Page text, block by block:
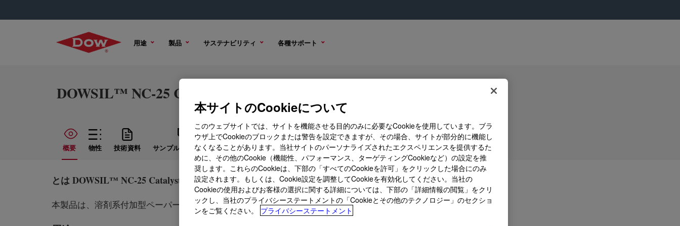
用途 製品 サステナビリティ 各種サポート
DOWSIL™ NC-25 Catalyst
概要 物性 技術資料 サンプル オプション 購入オプション
とはDOWSIL™ NC-25 Catalyst
本製品は、溶剤系付加型ペーパーコーティング剤や付加型シリコーン粘着剤用白金触媒です。
本サイトのCookieについて
このウェブサイトでは、サイトを機能させる目的のみに必要なCookieを使用しています。ブラ
ウザ上でCookieのブロックまたは警告を設定できますが、その場合、サイトが部分的に機能し
なくなることがあります。当社サイトのパーソナライズされたエクスペリエンスを提供するた
めに、その他のCookie（機能性、パフォーマンス、ターゲティングCookieなど）の設定を推
奨します。これらのCookieは、下部の「すべてのCookieを許可」をクリックした場合にのみ
設定されます。もしくは、Cookie設定を調整してCookieを有効化してください。当社の
Cookieの使用およびお客様の選択に関する詳細については、下部の「詳細情報の閲覧」をクリ
ックし、当社のプライバシーステートメントの「Cookieとその他のテクノロジー」のセクショ
ンをご覧ください。
プライバシーステートメント